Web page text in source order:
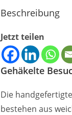
Beschreibung
Jetzt teilen
Gehäkelte
Die
bestehen aus